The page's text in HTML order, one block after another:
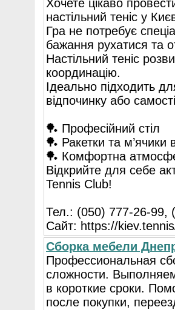
Хочете цікаво
настільний теніс у
Гра не потребує
бажання рухатися та
Настільний теніс
координацію.
Ідеально підходить
відпочинку або
🏓 Професійний стіл
🏓 Ракетки та м’ячики
🏓 Комфортна
Відкрийте для себе
Tennis Club!
Тел.: (050) 777-26-99,
Сайт: https://
Сборка мебели
Профессиональная
сложности.
в короткие сроки.
после покупки,